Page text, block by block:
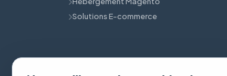
Solutions E-commerce